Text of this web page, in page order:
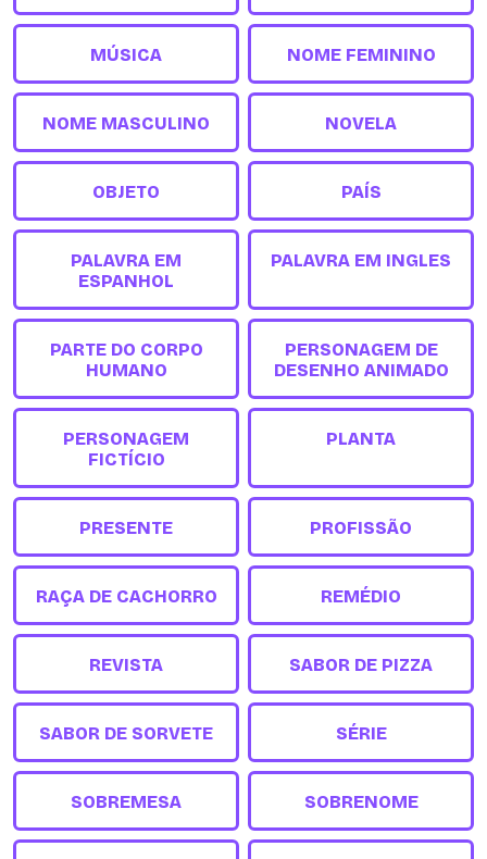
MÚSICA NOME FEMININO
NOME MASCULINO NOVELA
OBJETO PAÍS
PALAVRA EM
ESPANHOL
PALAVRA EM INGLES
PARTE DO CORPO
HUMANO
PERSONAGEM DE
DESENHO ANIMADO
PERSONAGEM
FICTÍCIO
PLANTA
PRESENTE PROFISSÃO
RAÇA DE CACHORRO REMÉDIO
REVISTA SABOR DE PIZZA
SABOR DE SORVETE SÉRIE
SOBREMESA SOBRENOME